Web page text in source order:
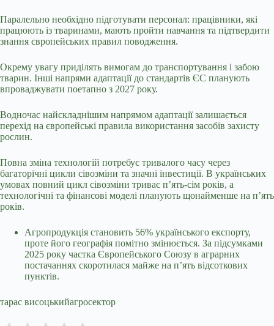
Паралельно необхідно підготувати персонал: працівники, які
працюють із тваринами, мають пройти навчання та підтвердити
знання європейських правил поводження.
Окрему увагу приділять вимогам до транспортування і забою
тварин. Інші напрями адаптації до стандартів ЄС планують
впроваджувати поетапно з 2027 року.
Водночас найскладнішим напрямом адаптації залишається
перехід на європейські правила використання засобів захисту
рослин.
Повна зміна технологій потребує тривалого часу через
багаторічні цикли сівозміни та значні інвестиції. В українських
умовах повний цикл сівозміни триває п’ять-сім років, а
технологічні та фінансові моделі планують щонайменше на п’ять
років.
Агропродукція становить 56% українського експорту,
проте його географія помітно змінюється. За підсумками
2025 року частка Європейського Союзу в аграрних
постачаннях скоротилася майже на п’ять відсоткових
пунктів.
тарас висоцькийагросектор